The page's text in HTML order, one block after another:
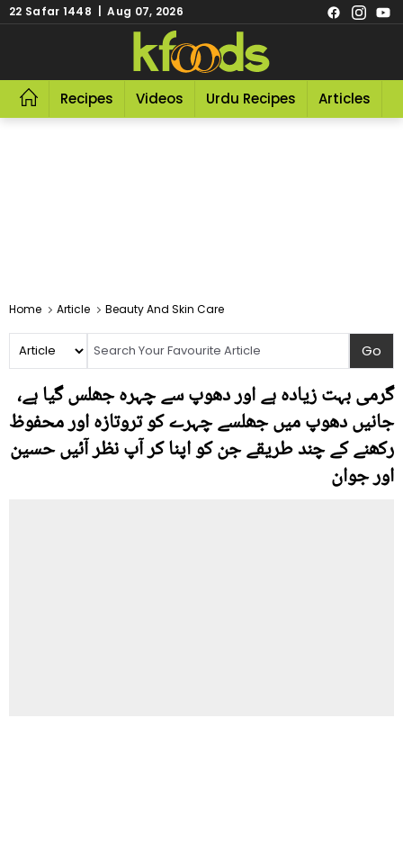
22 Safar 1448 | Aug 07, 2026
Recipes Videos Urdu Recipes Articles
Home Article Beauty And Skin Care
گرمی بہت زیادہ ہے اور دھوپ سے چہرہ جھلس گیا ہے،
جانیں دھوپ میں جھلسے چہرے کو تروتازہ اور محفوظ
رکھنے کے چند طریقے جن کو اپنا کر آپ نظر آئیں حسین
اور جوان